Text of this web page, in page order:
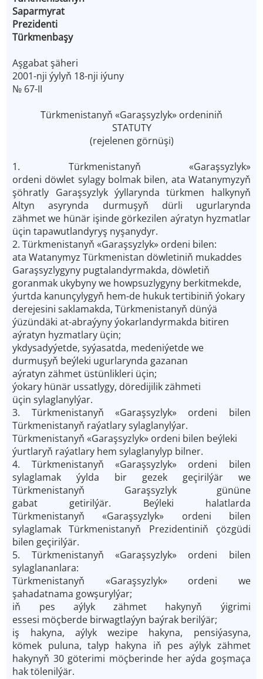
Saparmyrat
Prezidenti
Türkmenbaşy
Aşgabat şäheri
2001-nji ýylyň 18-nji iýuny
№ 67-II
Türkmenistanyň «Garaşsyzlyk» ordeniniň
STATUTY
(rejelenen görnüşi)
1. Türkmenistanyň «Garaşsyzlyk»
ordeni döwlet sylagy bolmak bilen, ata Watanymyzyň
şöhratly Garaşsyzlyk ýyllarynda türkmen halkynyň
Altyn asyrynda durmuşyň dürli ugurlarynda
zähmet we hünär işinde görkezilen aýratyn hyzmatlar
üçin tapawutlandyryş nyşanydyr.
2. Türkmenistanyň «Garaşsyzlyk» ordeni bilen:
ata Watanymyz Türkmenistan döwletiniň mukaddes
Garaşsyzlygyny pugtalandyrmakda, döwletiň
goranmak ukybyny we howpsuzlygyny berkitmekde,
ýurtda kanunçylygyň hem-de hukuk tertibiniň ýokary
derejesini saklamakda, Türkmenistanyň dünýä
ýüzündäki at-abraýyny ýokarlandyrmakda bitiren
aýratyn hyzmatlary üçin;
ykdysadyýetde, syýasatda, medeniýetde we
durmuşyň beýleki ugurlarynda gazanan
aýratyn zähmet üstünlikleri üçin;
ýokary hünär ussatlygy, döredijilik zähmeti
üçin sylaglanylýar.
3. Türkmenistanyň «Garaşsyzlyk» ordeni bilen
Türkmenistanyň raýatlary sylaglanylýar.
Türkmenistanyň «Garaşsyzlyk» ordeni bilen beýleki
ýurtlaryň raýatlary hem sylaglanylyp bilner.
4. Türkmenistanyň «Garaşsyzlyk» ordeni bilen
sylaglamak ýylda bir gezek geçirilýär we
Türkmenistanyň Garaşsyzlyk gününe
gabat getirilýär. Beýleki halatlarda
Türkmenistanyň «Garaşsyzlyk» ordeni bilen
sylaglamak Türkmenistanyň Prezidentiniň çözgüdi
bilen geçirilýär.
5. Türkmenistanyň «Garaşsyzlyk» ordeni bilen
sylaglananlara:
Türkmenistanyň «Garaşsyzlyk» ordeni we
şahadatnama gowşurylýar;
iň pes aýlyk zähmet hakynyň ýigrimi
essesi möçberde birwagtlaýyn baýrak berilýär;
iş hakyna, aýlyk wezipe hakyna, pensiýasyna,
kömek puluna, talyp hakyna iň pes aýlyk zähmet
hakynyň 30 göterimi möçberinde her aýda goşmaça
hak tölenilýär.